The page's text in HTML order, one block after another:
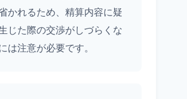
かれるため、精算内容に疑
じた際の交渉がしづらくな
は注意が必要です。